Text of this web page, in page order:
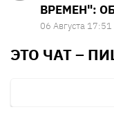
ВРЕМЕН":
06 Августа 17:51
ЭТО ЧАТ –